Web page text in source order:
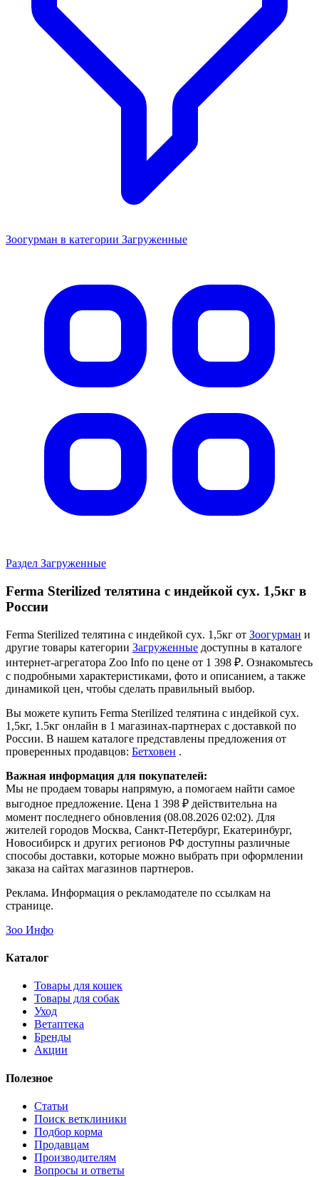
Зоогурман в категории Загруженные
Раздел Загруженные
Ferma Sterilized телятина с индейкой сух. 1,5кг в
России
Ferma Sterilized телятина с индейкой сух. 1,5кг от Зоогурман и
другие товары категории Загруженные доступны в каталоге
интернет-агрегатора Zoo Info по цене от 1 398 ₽. Ознакомьтесь
с подробными характеристиками, фото и описанием, а также
динамикой цен, чтобы сделать правильный выбор.
Вы можете купить Ferma Sterilized телятина с индейкой сух.
1,5кг, 1.5кг онлайн в 1 магазинах-партнерах с доставкой по
России. В нашем каталоге представлены предложения от
проверенных продавцов: Бетховен .
Важная информация для покупателей:
Мы не продаем товары напрямую, а помогаем найти самое
выгодное предложение. Цена 1 398 ₽ действительна на
момент последнего обновления (08.08.2026 02:02). Для
жителей городов Москва, Санкт-Петербург, Екатеринбург,
Новосибирск и других регионов РФ доступны различные
способы доставки, которые можно выбрать при оформлении
заказа на сайтах магазинов партнеров.
Реклама. Информация о рекламодателе по ссылкам на
странице.
Зоо Инфо
Каталог
Товары для кошек
Товары для собак
Уход
Ветаптека
Бренды
Акции
Полезное
Статьи
Поиск ветклиники
Подбор корма
Продавцам
Производителям
Вопросы и ответы